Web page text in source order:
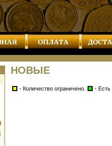
НОВЫЕ
- Количество ограничено. - Есть